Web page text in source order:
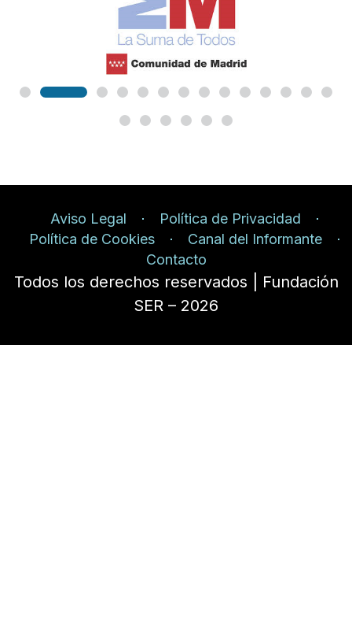
Aviso Legal
Política de Privacidad
Política de Cookies
Canal del Informante
Contacto
Todos los derechos reservados | Fundación
SER – 2026